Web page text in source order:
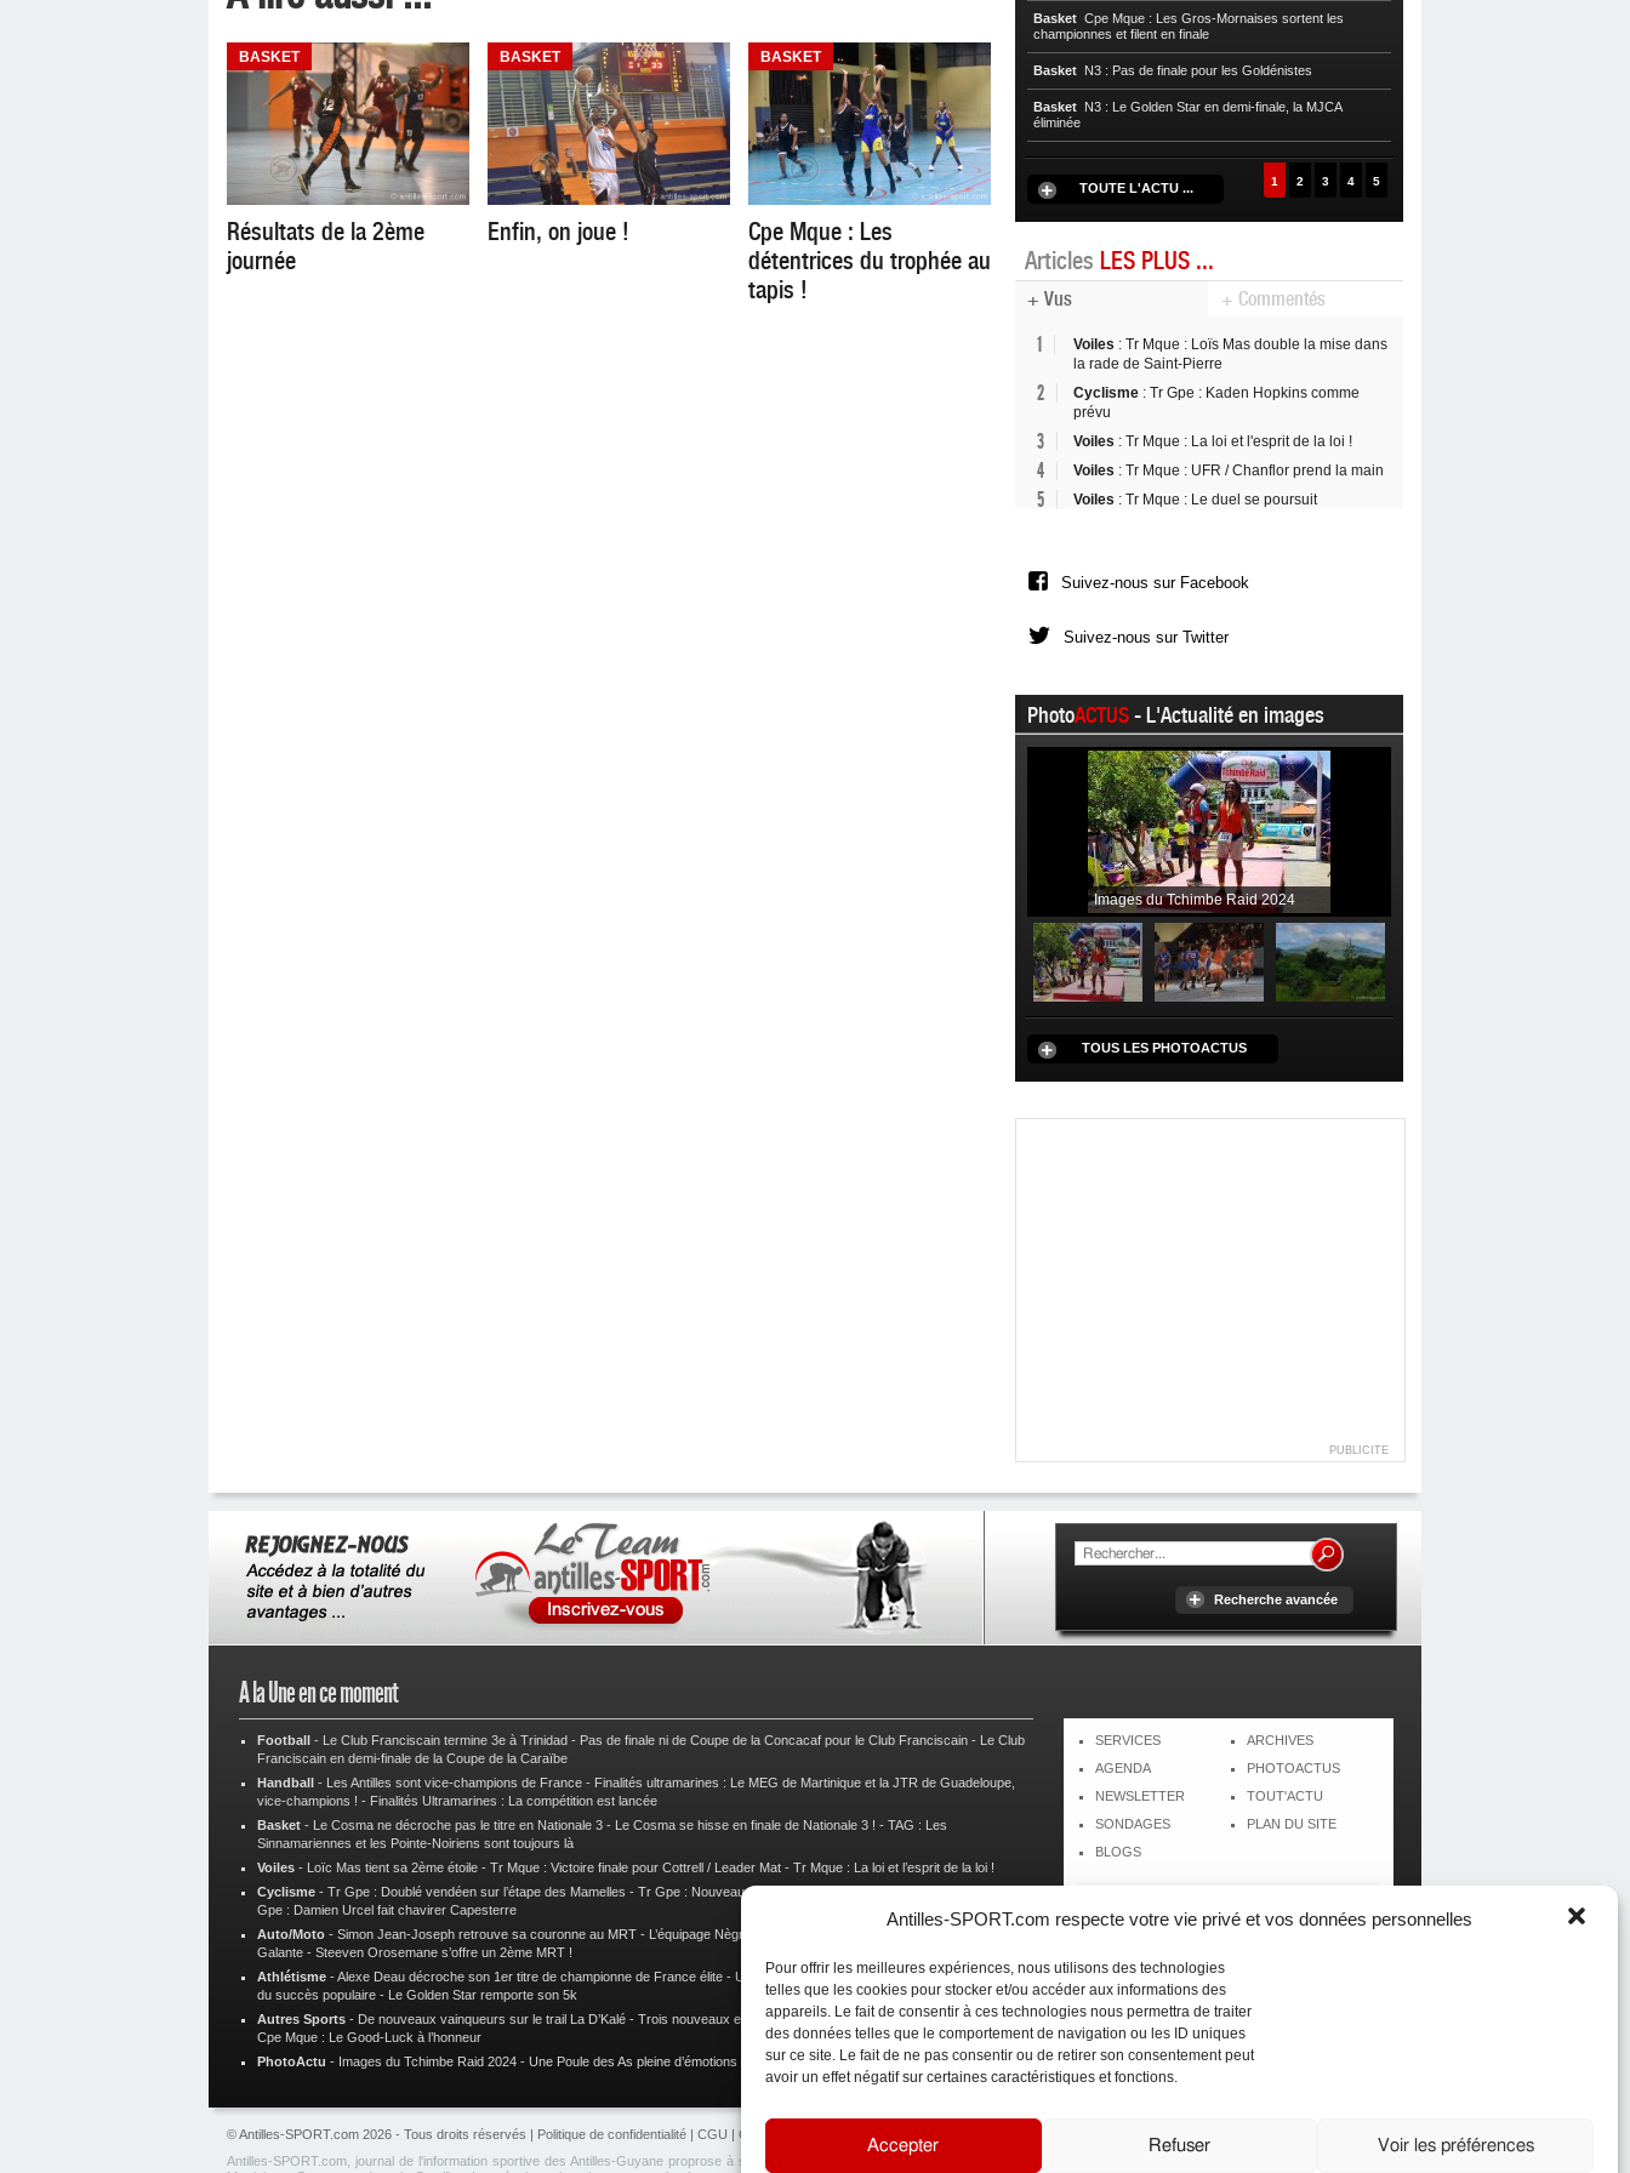
Antilles-SPORT.com respecte votre vie privé et vos données personnelles
Pour offrir les meilleures expériences, nous utilisons des technologies
telles que les cookies pour stocker et/ou accéder aux informations des
appareils. Le fait de consentir à ces technologies nous permettra de traiter
des données telles que le comportement de navigation ou les ID uniques
sur ce site. Le fait de ne pas consentir ou de retirer son consentement peut
avoir un effet négatif sur certaines caractéristiques et fonctions.
Accepter Refuser Voir les préférences
BASKET
Résultats de la 2ème
journée
BASKET
Enfin, on joue !
BASKET
Cpe Mque : Les
détentrices du trophée au
tapis !
Basket Cpe Mque : Les Gros-Mornaises sortent les
championnes et filent en finale
Basket N3 : Pas de finale pour les Goldénistes
Basket N3 : Le Golden Star en demi-finale, la MJCA
éliminée
TOUTE L'ACTU ... 1 2 3 4 5
Articles LES PLUS ...
+ Vus + Commentés
1 Voiles : Tr Mque : Loïs Mas double la mise dans
la rade de Saint-Pierre
2 Cyclisme : Tr Gpe : Kaden Hopkins comme
prévu
3 Voiles : Tr Mque : La loi et l'esprit de la loi !
4 Voiles : Tr Mque : UFR / Chanflor prend la main
5 Voiles : Tr Mque : Le duel se poursuit
Suivez-nous sur Facebook
Suivez-nous sur Twitter
PhotoACTUS- L'Actualité en images
Images du Tchimbe Raid 2024
TOUS LES PHOTOACTUS
PUBLICITE
Recherche avancée
A la Une en ce moment
Football - Le Club Franciscain termine 3e à Trinidad - Pas de finale ni de Coupe de la Concacaf pour le Club Franciscain - Le Club
Franciscain en demi-finale de la Coupe de la Caraïbe
Handball - Les Antilles sont vice-champions de France - Finalités ultramarines : Le MEG de Martinique et la JTR de Guadeloupe,
vice-champions ! - Finalités Ultramarines : La compétition est lancée
Basket - Le Cosma ne décroche pas le titre en Nationale 3 - Le Cosma se hisse en finale de Nationale 3 ! - TAG : Les
Sinnamariennes et les Pointe-Noiriens sont toujours là
Voiles - Loïc Mas tient sa 2ème étoile - Tr Mque : Victoire finale pour Cottrell / Leader Mat - Tr Mque : La loi et l’esprit de la loi !
Cyclisme - Tr Gpe : Doublé vendéen sur l’étape des Mamelles - Tr Gpe : Nouveau changement de leader, Damien Urcel out
Gpe : Damien Urcel fait chavirer Capesterre
Auto/Moto - Simon Jean-Joseph retrouve sa couronne au MRT - L’équipage Nègre – Gérard remporte le 9e rallye du Pays Marie-
Galante - Steeven Orosemane s’offre un 2ème MRT !
Athlétisme -Alexe Deau décroche son 1er titre de championne de France élite - Un semi marathon sous le signe de la chaleur et
du succès populaire - Le Golden Star remporte son 5k
Autres Sports - De nouveaux vainqueurs sur le trail La D’Kalé - Trois nouveaux et un habitué au palmarès du Trail des Trésors-
Cpe Mque : Le Good-Luck à l’honneur
PhotoActu - Images du Tchimbe Raid 2024 - Une Poule des As pleine d’émotions ! Images de la Woulib 113 X-Trem
SERVICES
AGENDA
NEWSLETTER
SONDAGES
BLOGS
ARCHIVES
PHOTOACTUS
TOUT'ACTU
PLAN DU SITE
© Antilles-SPORT.com 2026 - Tous droits réservés | Politique de confidentialité | CGU | CGV
Antilles-SPORT.com, journal de l'information sportive des Antilles-Guyane proprose à ses lecteurs de retrouvez en temps réel toute l'actualité du sport (du football au beach-volley) en Guadeloupe,